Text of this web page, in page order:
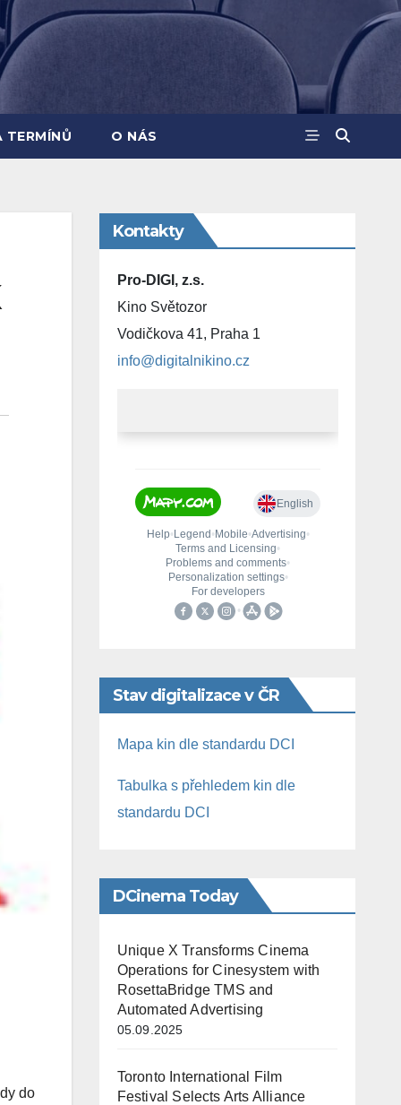
TERMÍNŮ O NÁS
do
Kontakty
Pro-DIGI, z.s.
Kino Světozor
Vodičkova 41, Praha 1
info@digitalnikino.cz
Stav digitalizace v ČR
Mapa kin dle standardu DCI
Tabulka s přehledem kin dle
standardu DCI
DCinema Today
Unique X Transforms Cinema
Operations for Cinesystem with
RosettaBridge TMS and
Automated Advertising
05.09.2025
Toronto International Film
Festival Selects Arts Alliance